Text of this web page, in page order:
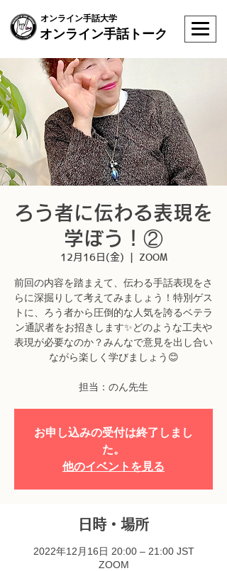
オンライン手話大学
オンライン手話トーク
ろう者に伝わる表現を
学ぼう！②
12月16日(金) ZOOM
前回の内容を踏まえて、伝わる手話表現をさ
らに深掘りして考えてみましょう！特別ゲス
トに、ろう者から圧倒的な人気を誇るベテラ
ン通訳者をお招きします✨どのような工夫や
表現が必要なのか？みんなで意見を出し合い
ながら楽しく学びましょう😊
担当：のん先生
お申し込みの受付は終了しまし
た。
他のイベントを見る
日時・場所
2022年12月16日 20:00 – 21:00 JST
ZOOM